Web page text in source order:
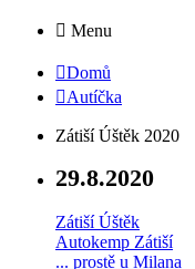
Menu
Domů
Autíčka
Zátiší Úštěk 2020
29.8.2020
Zátiší Úštěk
Autokemp Zátiší
... prostě u Milana